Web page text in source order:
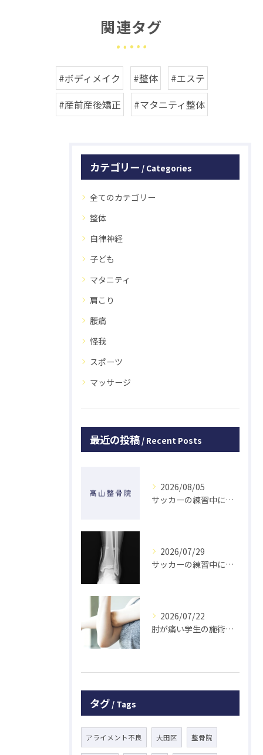
関連タグ
#ボディメイク #整体
#エステ
#産前産後矯正
#マタニティ整体
カテゴリー Categories
全てのカテゴリー
整体
自律神経
子ども
マタニティ
肩こり
腰痛
怪我
スポーツ
マッサージ
最近の投稿 Recent Posts
2026/08/05
サッカーの練習中に指を突き指して怪我した学生の初回対応と施術 大鳥居にある整骨院
2026/07/29
サッカーの練習中に足の怪我をした学生の初回対応と施術 大鳥居にある整骨院
2026/07/22
肘が痛い学生の施術 大鳥居にある整骨院
タグ Tags
アライメント不良 大田区 整骨院